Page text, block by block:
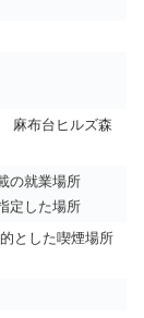
⿇布台ヒルズ森
の就業場所
定した場所
とした喫煙場所